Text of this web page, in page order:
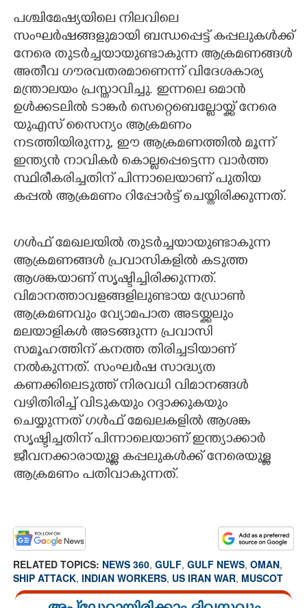
പശ്ചിമേഷ്യയിലെ നിലവിലെ
സംഘർഷങ്ങളുമായി ബന്ധപ്പെട്ട് കപ്പലുകൾക്ക്
നേരെ തുടർച്ചയായുണ്ടാകുന്ന ആക്രമണങ്ങൾ
അതീവ ഗൗരവതരമാണെന്ന് വിദേശകാര്യ
മന്ത്രാലയം പ്രസ്താവിച്ചു. ഇന്നലെ ഒമാൻ
ഉൾക്കടലിൽ ടാങ്കർ സെറ്റെബെല്ലോയ്ക്ക് നേരെ
യുഎസ് സൈന്യം ആക്രമണം
നടത്തിയിരുന്നു,​ ഈ ആക്രമണത്തിൽ മൂന്ന്
ഇന്ത്യൻ നാവികർ കൊല്ലപ്പെട്ടെന്ന വാർത്ത
സ്ഥിരീകരിച്ചതിന് പിന്നാലെയാണ് പുതിയ
കപ്പൽ ആക്രമണം റിപ്പോർട്ട് ചെയ്തിരിക്കുന്നത്.
ഗൾഫ് മേഖലയിൽ തുട‌ർച്ചയായുണ്ടാകുന്ന
ആക്രമണങ്ങൾ പ്രവാസികളിൽ കടുത്ത
ആശങ്കയാണ് സൃഷ്ടിച്ചിരിക്കുന്നത്.
വിമാനത്താവളങ്ങളിലുണ്ടായ ഡ്രോൺ
ആക്രമണവും വ്യോമപാത അടയ്ക്കലും
മലയാളികൾ അടങ്ങുന്ന പ്രവാസി
സമൂഹത്തിന് കനത്ത തിരിച്ചടിയാണ്
നൽകുന്നത്. സംഘർഷ സാദ്ധ്യത
കണക്കിലെടുത്ത് നിരവധി വിമാനങ്ങൾ
വഴിതിരിച്ച് വിടുകയും റദ്ദാക്കുകയും
ചെയ്യുന്നത് ഗൾഫ് മേഖലകളിൽ ആശങ്ക
സൃഷ്ടിച്ചതിന് പിന്നാലെയാണ് ഇന്ത്യാക്കാർ
ജീവനക്കാരായുള്ള കപ്പലുകൾക്ക് നേരെയുള്ള
ആക്രമണം പതിവാകുന്നത്.
RELATED TOPICS: NEWS 360, GULF, GULF NEWS, OMAN,
SHIP ATTACK, INDIAN WORKERS, US IRAN WAR, MUSCOT